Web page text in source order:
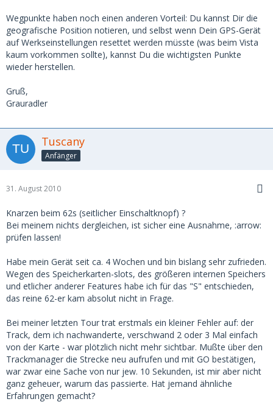
Wegpunkte haben noch einen anderen Vorteil: Du kannst Dir die
geografische Position notieren, und selbst wenn Dein GPS-Gerät
auf Werkseinstellungen resettet werden müsste (was beim Vista
kaum vorkommen sollte), kannst Du die wichtigsten Punkte
wieder herstellen.
Gruß,
Grauradler
Tuscany
Anfänger
31. August 2010
Knarzen beim 62s (seitlicher Einschaltknopf) ?
Bei meinem nichts dergleichen, ist sicher eine Ausnahme, :arrow:
prüfen lassen!
Habe mein Gerät seit ca. 4 Wochen und bin bislang sehr zufrieden.
Wegen des Speicherkarten-slots, des größeren internen Speichers
und etlicher anderer Features habe ich für das "S" entschieden,
das reine 62-er kam absolut nicht in Frage.
Bei meiner letzten Tour trat erstmals ein kleiner Fehler auf: der
Track, dem ich nachwanderte, verschwand 2 oder 3 Mal einfach
von der Karte - war plötzlich nicht mehr sichtbar. Mußte über den
Trackmanager die Strecke neu aufrufen und mit GO bestätigen,
war zwar eine Sache von nur jew. 10 Sekunden, ist mir aber nicht
ganz geheuer, warum das passierte. Hat jemand ähnliche
Erfahrungen gemacht?